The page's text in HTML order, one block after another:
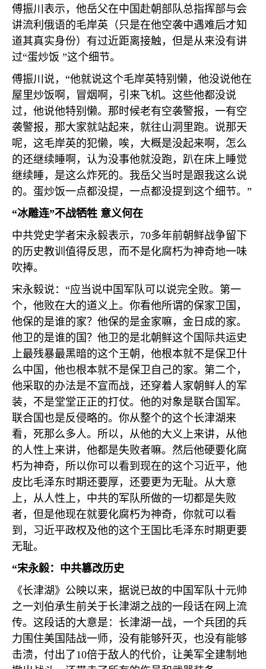
傅振川表示，他岳父在中国赴朝部队总指挥部与会
讲流利俄语的毛岸英（只是在他空袭中遇难后才知
道其真实身份）有过近距离接触，但是从来没有讲
过“蛋炒饭 ”这个细节。
傅振川说，“他就说这个毛岸英特别懒，他没说他在
屋里炒饭啊，冒烟啊，引来飞机。这些他都没说
过，他说他特别懒。那时候老有空袭警报，一有空
袭警报，那大家就站起来，就往山洞里跑。说那天
呢，这毛岸英的犯懒，唉，大概是没起来啊，怎么
的还继续睡啊，认为没事他就没跑，趴在床上睡觉
继续睡，是这么炸死的。我岳父当时是跟我这么说
的。蛋炒饭一点都没提，一点都没提到这个细节。”
“冰雕连”不战牺牲 意义何在
中共党史学者宋永毅表示， 70多年前朝鲜战争留下
的历史教训值得反思，而不是化腐朽为神奇地一味
吹捧。
宋永毅说：“应当说中国军队可以说完全败。第一
个，他败在大的道义上。你看他所谓的保家卫国，
他保的是谁的家？他保的是金家嘛，金日成的家。
他卫的是谁的国？他卫的是北朝鲜这个国际共运史
上最残暴最黑暗的这个王朝，他根本就不是保卫什
么中国，他也根本就不是保卫自己的家。第二个，
他采取的办法是不宣而战，还穿着人家朝鲜人的军
装，不是堂堂正正的打仗。他的对象是联合国军。
联合国也是反侵略的。你从整个的这个长津湖来
看，死那么多人。所以，从他的大义上来讲，从他
的人性上来讲，他都是失败者嘛。然后他硬要化腐
朽为神奇，所以你可以看到现在的这个习近平，他
皮比毛泽东时期还要厚，还要更为无耻。从大意
上，从人性上，中共的军队所做的一切都是失败
者，但是他现在就要化腐朽为神奇，你就可以看
到，习近平政权及他的这个王国比毛泽东时期更要
无耻。
“宋永毅：中共篡改历史
《长津湖》公映以来，据说已故的中国军队十元帅
之一刘伯承生前关于长津湖之战的一段话在网上流
传。这段话的大意是：长津湖一战，一个兵团的兵
力围住美国陆战一师，没有能够歼灭，也没有能够
击溃，付出了10倍于敌人的代价，让美军全建制地